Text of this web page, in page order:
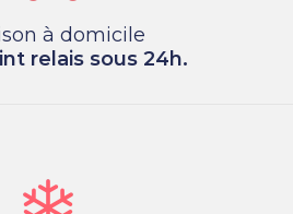
à domicile
relais sous 24h.